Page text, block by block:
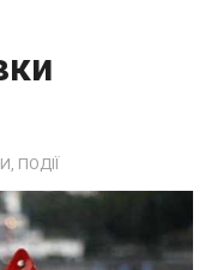
ПОДІЇ